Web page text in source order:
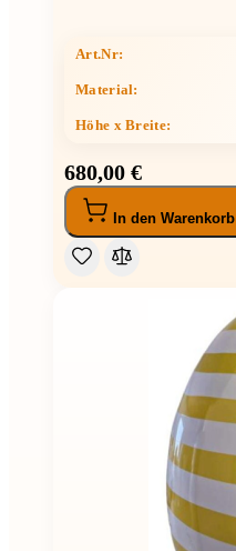
Art.Nr:
Material:
Höhe x Breite:
680,00 €
In den Warenkorb